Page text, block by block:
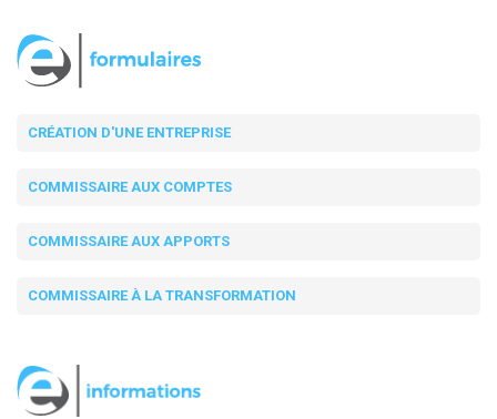
CRÉATION D'UNE ENTREPRISE
COMMISSAIRE AUX COMPTES
COMMISSAIRE AUX APPORTS
COMMISSAIRE À LA TRANSFORMATION